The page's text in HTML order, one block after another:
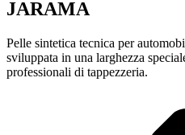
JARAMA
Pelle sintetica tecnica per
sviluppata in una larghezza
professionali di tappezzeria.